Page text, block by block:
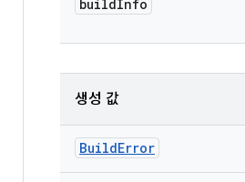
buildInfo
생성 값
BuildError